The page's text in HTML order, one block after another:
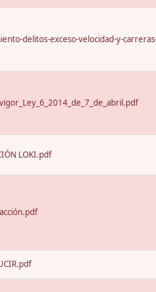
delitos-exceso-velocidad-y-
LOKI.pdf